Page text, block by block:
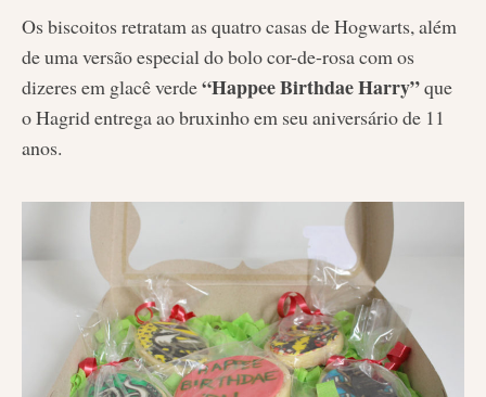
Os biscoitos retratam as quatro casas de Hogwarts, além
de uma versão especial do bolo cor-de-rosa com os
dizeres em glacê verde“Happee Birthdae Harry”que
o Hagrid entrega ao bruxinho em seu aniversário de 11
anos.